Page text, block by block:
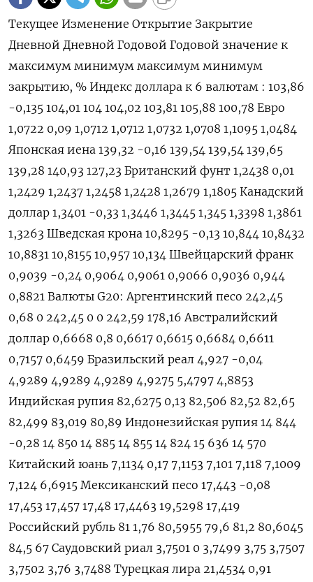
Текущее Изменение Открытие Закрытие
Дневной Дневной Годовой Годовой значение к
максимум минимум максимум минимум
закрытию, % Индекс доллара к 6 валютам : 103,86
-0,135 104,01 104 104,02 103,81 105,88 100,78 Евро
1,0722 0,09 1,0712 1,0712 1,0732 1,0708 1,1095 1,0484
Японская иена 139,32 -0,16 139,54 139,54 139,65
139,28 140,93 127,23 Британский фунт 1,2438 0,01
1,2429 1,2437 1,2458 1,2428 1,2679 1,1805 Канадский
доллар 1,3401 -0,33 1,3446 1,3445 1,345 1,3398 1,3861
1,3263 Шведская крона 10,8295 -0,13 10,844 10,8432
10,8831 10,8155 10,957 10,134 Швейцарский франк
0,9039 -0,24 0,9064 0,9061 0,9066 0,9036 0,944
0,8821 Валюты G20: Аргентинский песо 242,45
0,68 0 242,45 0 0 242,59 178,16 Австралийский
доллар 0,6668 0,8 0,6617 0,6615 0,6684 0,6611
0,7157 0,6459 Бразильский реал 4,927 -0,04
4,9289 4,9289 4,9289 4,9275 5,4797 4,8853
Индийская рупия 82,6275 0,13 82,506 82,52 82,65
82,499 83,019 80,89 Индонезийская рупия 14 844
-0,28 14 850 14 885 14 855 14 824 15 636 14 570
Китайский юань 7,1134 0,17 7,1153 7,101 7,118 7,1009
7,124 6,6915 Мексиканский песо 17,443 -0,08
17,453 17,457 17,48 17,4463 19,5298 17,419
Российский рубль 81 1,76 80,5955 79,6 81,2 80,6045
84,5 67 Саудовский риал 3,7501 0 3,7499 3,75 3,7507
3,7502 3,76 3,7488 Турецкая лира 21,4534 0,91